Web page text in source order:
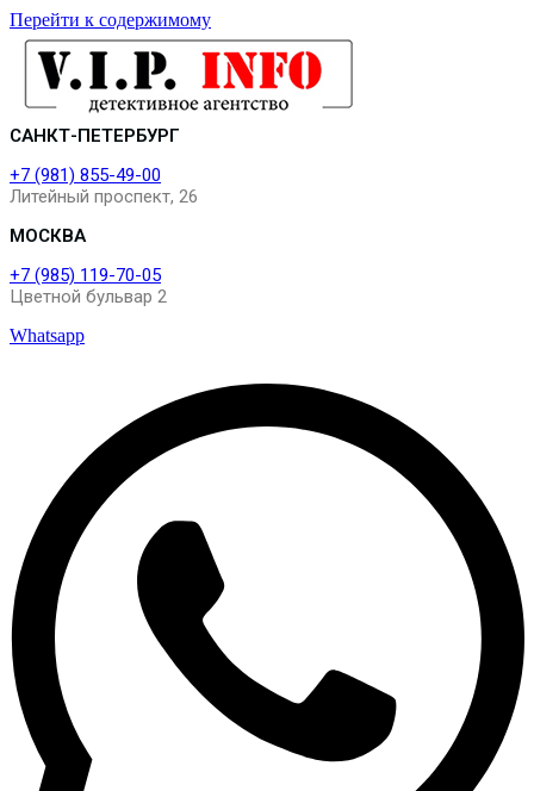
Перейти к содержимому
САНКТ-ПЕТЕРБУРГ
+7 (981) 855-49-00
Литейный проспект, 26
МОСКВА
+7 (985) 119-70-05
Цветной бульвар 2
Whatsapp